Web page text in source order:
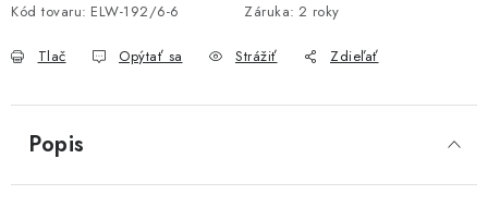
Kód tovaru: ELW-192/6-6 Záruka: 2 roky
Tlač Opýtať sa Strážiť Zdieľať
Popis